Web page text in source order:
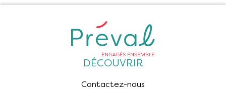
DÉCOUVRIR
Contactez-nous